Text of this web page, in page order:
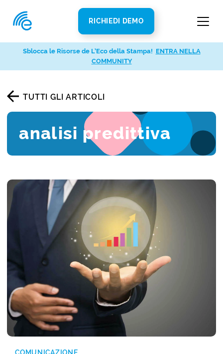
RICHIEDI DEMO
TUTTI GLI ARTICOLI
analisi predittiva
COMUNICAZIONE
Sblocca le Risorse de L’Eco della Stampa! ENTRA NELLA
COMMUNITY